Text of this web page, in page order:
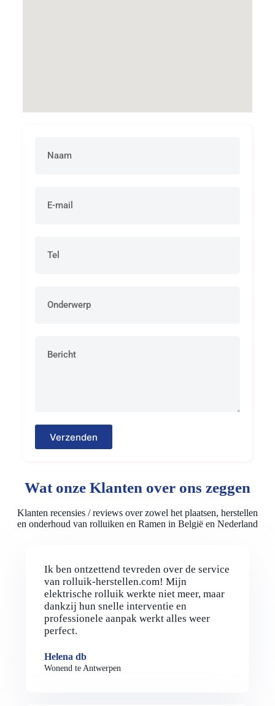
Verzenden
Wat onze Klanten over ons zeggen
Klanten recensies / reviews over zowel het plaatsen, herstellen
en onderhoud van rolluiken en Ramen in België en Nederland
Ik ben ontzettend tevreden over de service
van rolluik-herstellen.com! Mijn
elektrische rolluik werkte niet meer, maar
dankzij hun snelle interventie en
professionele aanpak werkt alles weer
perfect.
Helena db
Wonend te Antwerpen